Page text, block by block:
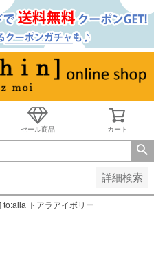
セール商品 カート
詳細検索
to:alla トアラアイボリー